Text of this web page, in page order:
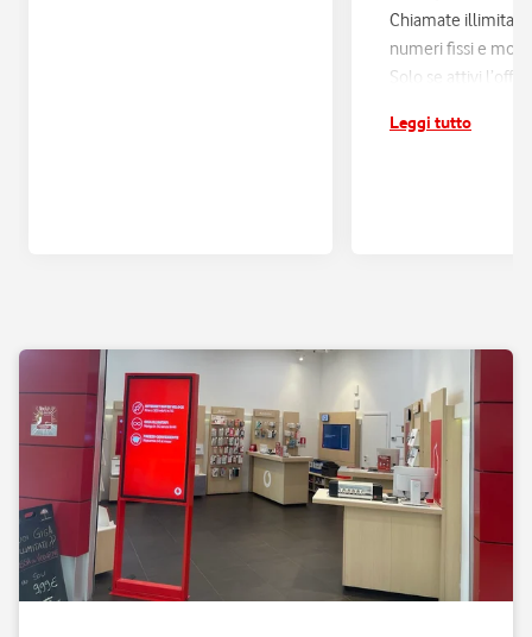
Chiamate illimitate
numeri fissi e
Solo se attivi
sconti ed
Leggi tutto